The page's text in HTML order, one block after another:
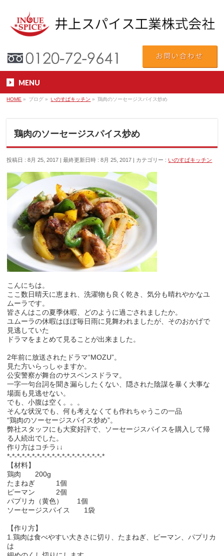
MENU
HOME » ブログ » いのすぱキッチン » 鶏肉のソーセージスパイス炒め
鶏肉のソーセージスパイス炒め
投稿日 : 8月 25, 2017 最終更新日時 : 8月 25, 2017 カテゴリー : いのすぱキッチン
こんにちは。
ここ数日晴天に恵まれ、洗濯物も良く乾き、気分も晴れやかなユ
ムーラです。
皆さんはこの夏季休暇、どのように過ごされましたか。
ユムーラの休暇はほぼ毎日雨に見舞われましたが、そのおかげで
見逃していた
ドラマをまとめて見ることが出来ました。
2年前に放送されたドラマ“MOZU”。
見た方いらっしゃますか。
公安警察が舞台のサスペンスドラマ。
一字一句台詞を聞き漏らしたくない、隠された陰謀を暴く大事な
場面も見逃せない。
でも、小腹は空く。。。
そんな状況でも、何も考えなくても作れちゃうこの一品
“鶏肉のソーセージスパイス炒め”。
弊社スタッフにも大変好評で、ソーセージスパイスを購入して帰
る人続出でした。
作り方はコチラ↓↓
*-*-*-*-*-*-*-*-*-*-*-*-*-*-*-*-*-*-*-*
【材料】
鶏肉 200g
たまねぎ 1個
ピーマン 2個
パプリカ（黄色） 1個
ソーセージスパイス 1袋
【作り方】
1.鶏肉は食べやすい大きさに切り、たまねぎ、ピーマン、パプリカ
は